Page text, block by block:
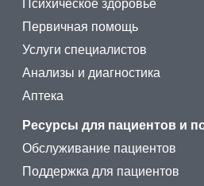
Психическое здоровье
Первичная помощь
Услуги специалистов
Анализы и диагностика
Аптека
Ресурсы для пациентов и
Обслуживание пациентов
Поддержка для пациентов